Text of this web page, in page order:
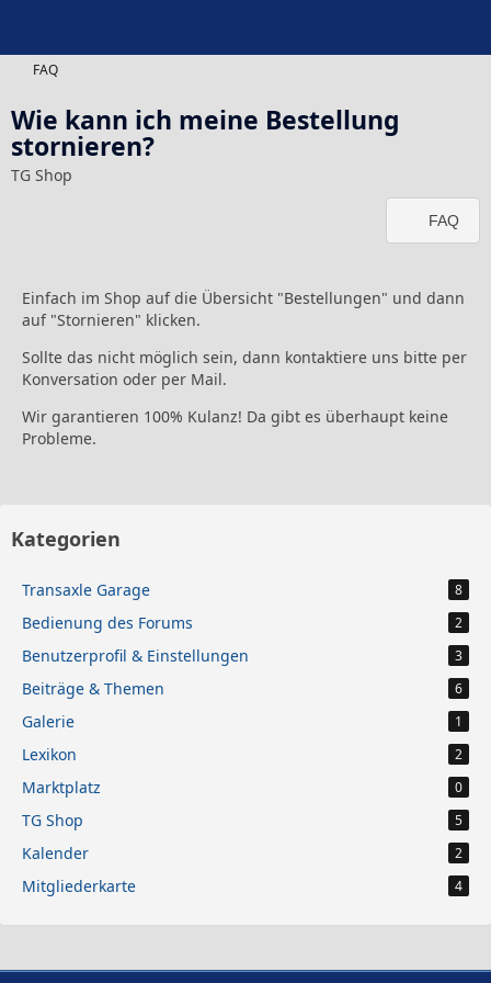
FAQ
Wie kann ich meine Bestellung
stornieren?
TG Shop
FAQ
Einfach im Shop auf die Übersicht "Bestellungen" und dann
auf "Stornieren" klicken.
Sollte das nicht möglich sein, dann kontaktiere uns bitte per
Konversation oder per Mail.
Wir garantieren 100% Kulanz! Da gibt es überhaupt keine
Probleme.
Kategorien
Transaxle Garage 8
Bedienung des Forums 2
Benutzerprofil & Einstellungen 3
Beiträge & Themen 6
Galerie 1
Lexikon 2
Marktplatz 0
TG Shop 5
Kalender 2
Mitgliederkarte 4